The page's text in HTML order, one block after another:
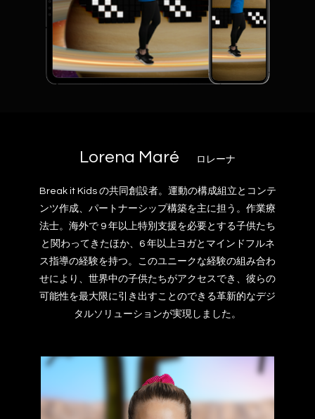
Lorena Maré ロレーナ
Break it Kids の共同創設者。運動の構成組立とコンテ
ンツ作成、パートナーシップ構築を主に担う。作業療
法士。海外で 9 年以上特別支援を必要とする子供たち
と関わってきたほか、6 年以上ヨガとマインドフルネ
ス指導の経験を持つ。このユニークな経験の組み合わ
せにより、世界中の子供たちがアクセスでき、彼らの
可能性を最大限に引き出すことのできる革新的なデジ
タルソリューションが実現しました。